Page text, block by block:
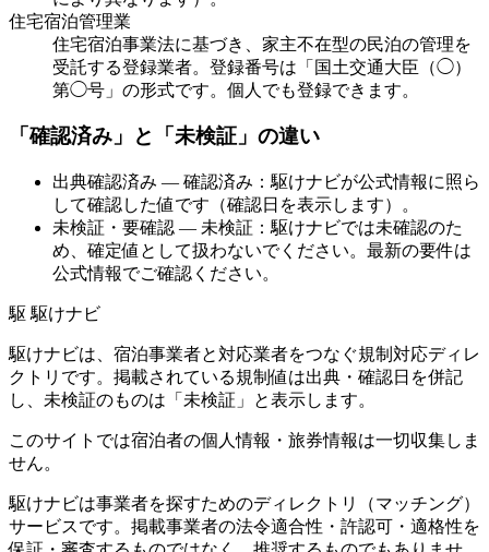
住宅宿泊管理業
住宅宿泊事業法に基づき、家主不在型の民泊の管理を
受託する登録業者。登録番号は「国土交通大臣（◯）
第◯号」の形式です。個人でも登録できます。
「確認済み」と「未検証」の違い
出典確認済み — 確認済み：駆けナビが公式情報に照ら
して確認した値です（確認日を表示します）。
未検証・要確認 — 未検証：駆けナビでは未確認のた
め、確定値として扱わないでください。最新の要件は
公式情報でご確認ください。
駆 駆けナビ
駆けナビは、宿泊事業者と対応業者をつなぐ規制対応ディレ
クトリです。掲載されている規制値は出典・確認日を併記
し、未検証のものは「未検証」と表示します。
このサイトでは宿泊者の個人情報・旅券情報は一切収集しま
せん。
駆けナビは事業者を探すためのディレクトリ（マッチング）
サービスです。掲載事業者の法令適合性・許認可・適格性を